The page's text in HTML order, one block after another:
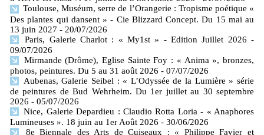
Toulouse, Muséum, serre de l’Orangerie : Tropisme poétique «
Des plantes qui dansent » - Cie Blizzard Concept. Du 15 mai au
13 juin 2027 - 20/07/2026
Paris, Galerie Charlot : « My1st » - Edition Juillet 2026 -
09/07/2026
Mirmande (Drôme), Eglise Sainte Foy : « Anima », bronzes,
photos, peintures. Du 5 au 31 août 2026 - 07/07/2026
Aubenas, Galerie Seibel : « L’Odyssée de la Lumière » série
de peintures de Bud Wehrheim. Du 1er juillet au 30 septembre
2026 - 05/07/2026
Nice, Galerie Depardieu : Claudio Rotta Loria - « Anaphores
Lumineuses ». 18 juin au 1er Août 2026 - 30/06/2026
8e Biennale des Arts de Cuiseaux : « Philippe Favier et